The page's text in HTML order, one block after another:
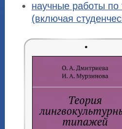
научные работы по
(включая